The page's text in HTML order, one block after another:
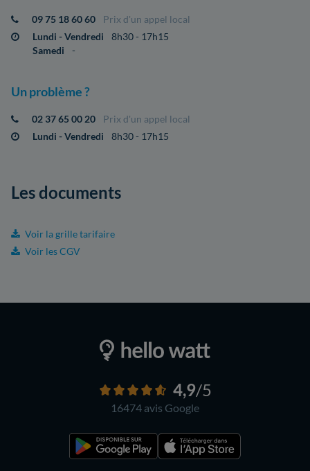
09 75 18 60 60
Prix d'un appel local
Lundi - Vendredi
8h30 - 17h15
Samedi
-
Un problème ?
02 37 65 00 20
Prix d'un appel local
Lundi - Vendredi
8h30 - 17h15
Les documents
Voir la grille tarifaire
Voir les CGV
4,9/5
16474 avis Google